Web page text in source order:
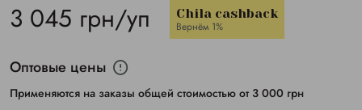
3 045 грн/уп Chila cashback
Вернём 1%
Оптовые цены
Применяются на заказы общей стоимостью от 3 000 грн